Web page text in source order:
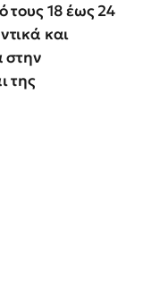
τους 18 έως 24
και
στην
της